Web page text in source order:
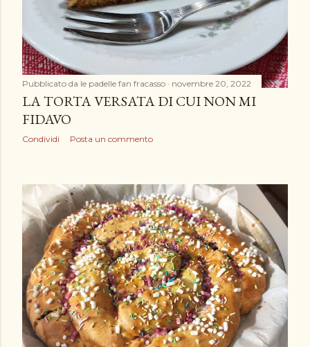
Pubblicato da le padelle fan fracasso novembre 20, 2022
LA TORTA VERSATA DI CUI NON MI
FIDAVO
Condividi Posta un commento